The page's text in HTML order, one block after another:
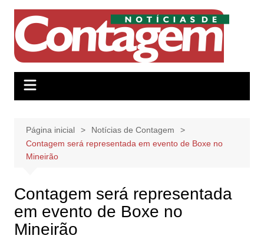
conteúdo
Página inicial
Notícias de Contagem
Contagem será representada em evento de Boxe no
Mineirão
Contagem será representada
em evento de Boxe no
Mineirão